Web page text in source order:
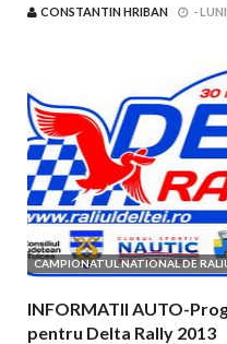
CONSTANTIN HRIBAN -
CAMPIONATUL NATIONAL DE
INFORMATII AUTO-
pentru Delta Rally 2013